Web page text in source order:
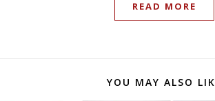
READ MORE
YOU MAY ALSO